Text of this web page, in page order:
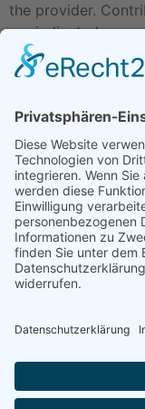
the provider.
are indicated as
violations of
contents will be